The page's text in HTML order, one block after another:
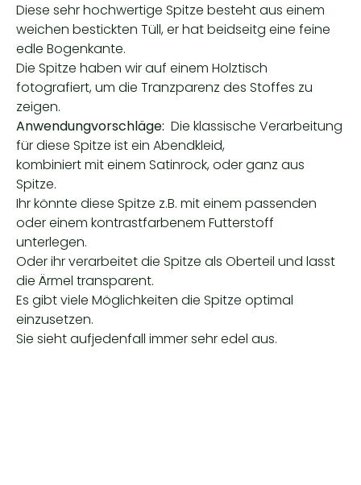
Diese sehr hochwertige Spitze besteht aus einem
weichen bestickten Tüll, er hat beidseitg eine feine
edle Bogenkante.
Die Spitze haben wir auf einem Holztisch
fotografiert, um die Tranzparenz des Stoffes zu
zeigen.
Anwendungvorschläge: Die klassische Verarbeitung
für diese Spitze ist ein Abendkleid,
kombiniert mit einem Satinrock, oder ganz aus
Spitze.
Ihr könnte diese Spitze z.B. mit einem passenden
oder einem kontrastfarbenem Futterstoff
unterlegen.
Oder ihr verarbeitet die Spitze als Oberteil und lasst
die Ärmel transparent.
Es gibt viele Möglichkeiten die Spitze optimal
einzusetzen.
Sie sieht aufjedenfall immer sehr edel aus.